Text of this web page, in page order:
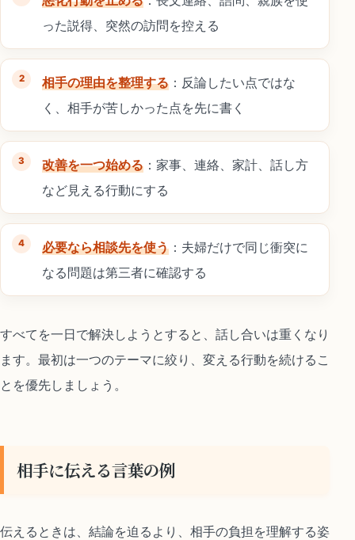
った説得、突然の訪問を控える
相手の理由を整理する ：反論したい点ではな
く、相手が苦しかった点を先に書く
改善を一つ始める ：家事、連絡、家計、話し方
など見える行動にする
必要なら相談先を使う ：夫婦だけで同じ衝突に
なる問題は第三者に確認する
すべてを一日で解決しようとすると、話し合いは重くなり
ます。最初は一つのテーマに絞り、変える行動を続けるこ
とを優先しましょう。
相手に伝える言葉の例
伝えるときは、結論を迫るより、相手の負担を理解する姿